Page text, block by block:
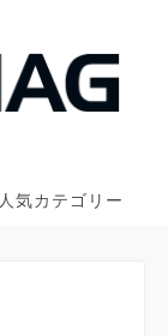
人気カテゴリー